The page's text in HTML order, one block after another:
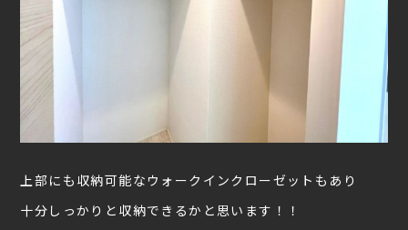
上部にも収納可能なウォークインクローゼットもあり
十分しっかりと収納できるかと思います！！